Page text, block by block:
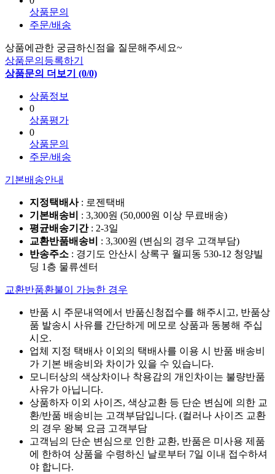
상품문의
주문/배송
상품에관한 궁금하신점을 질문해주세요~
상품문의등록하기
상품문의 더보기 (0/0)
상품정보
0
상품평가
0
상품문의
주문/배송
기본배송안내
지정택배사: 로젠택배
기본배송비
: 3,300원 (50,000원 이상 무료배송)
평균배송기간: 2-3일
교환반품배송비
: 3,300원 (변심의 경우 고객부담)
반송주소 : 경기도 안산시 상록구 월피동 530-12 청양빌
딩 1층 물류센터
교환반품환불이 가능한 경우
반품 시 주문내역에서 반품신청접수를 해주시고, 반품상
품 발송시 사유를 간단하게 메모로 상품과 동봉해 주십
시오.
업체 지정 택배사 이외의 택배사를 이용 시 반품 배송비
가 기본 배송비와 차이가 있을 수 있습니다.
모니터상의 색상차이나 착용감의 개인차이는 불량반품
사유가 아닙니다.
상품하자 이외 사이즈, 색상교환 등 단순 변심에 의한 교
환/반품 배송비는 고객부담입니다. (컬러나 사이즈 교환
의 경우 왕복 요금 고객부담
고객님의 단순 변심으로 인한 교환, 반품은 미사용 제품
에 한하여 상품을 수령하신 날로부터 7일 이내 접수하셔
야 합니다.